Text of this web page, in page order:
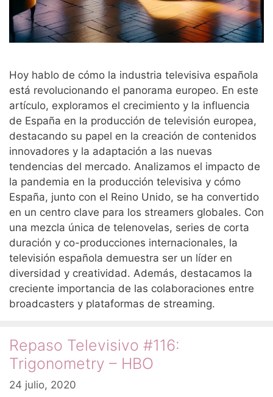
Hoy hablo de cómo la industria televisiva española
está revolucionando el panorama europeo. En este
artículo, exploramos el crecimiento y la influencia
de España en la producción de televisión europea,
destacando su papel en la creación de contenidos
innovadores y la adaptación a las nuevas
tendencias del mercado. Analizamos el impacto de
la pandemia en la producción televisiva y cómo
España, junto con el Reino Unido, se ha convertido
en un centro clave para los streamers globales. Con
una mezcla única de telenovelas, series de corta
duración y co-producciones internacionales, la
televisión española demuestra ser un líder en
diversidad y creatividad. Además, destacamos la
creciente importancia de las colaboraciones entre
broadcasters y plataformas de streaming.
Repaso Televisivo #116:
Trigonometry – HBO
24 julio, 2020